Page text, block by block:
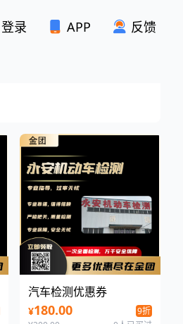
登录 APP 反馈
汽车检测优惠券
¥180.00
9折